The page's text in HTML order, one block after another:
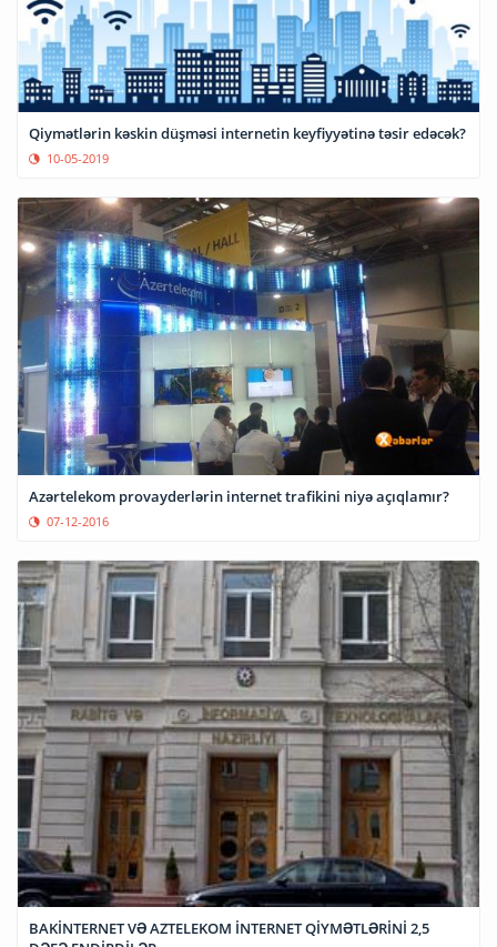
Qiymətlərin kəskin düşməsi internetin keyfiyyətinə təsir edəcək?
10-05-2019
Azərtelekom provayderlərin internet trafikini niyə açıqlamır?
07-12-2016
BAKİNTERNET VƏ AZTELEKOM İNTERNET QİYMƏTLƏRİNİ 2,5